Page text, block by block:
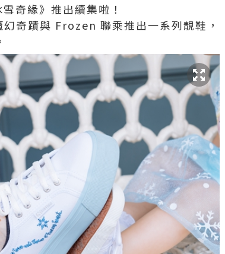
奇緣》推出續集啦！
奇蹟與 Frozen 聯乘推出一系列靚鞋，